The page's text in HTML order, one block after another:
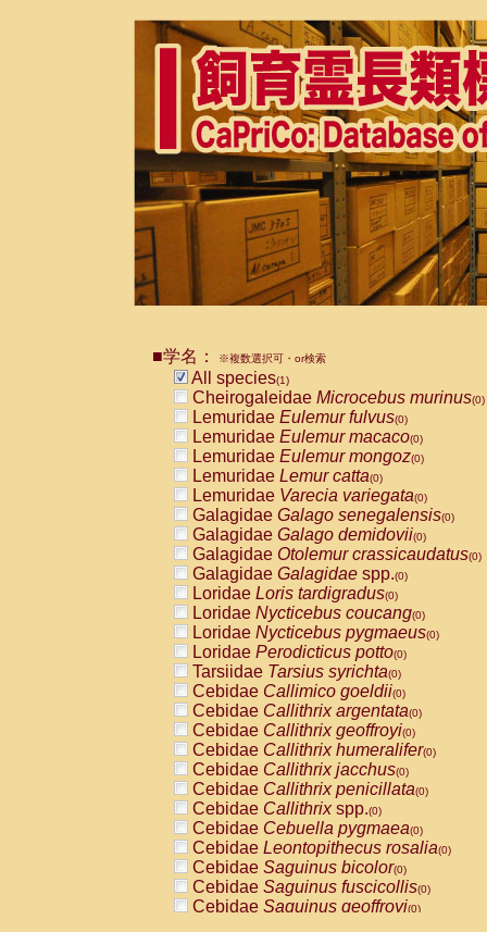
■学名： ※複数選択可・or検索
All species(1)
Cheirogaleidae Microcebus murinus(0)
Lemuridae Eulemur fulvus(0)
Lemuridae Eulemur macaco(0)
Lemuridae Eulemur mongoz(0)
Lemuridae Lemur catta(0)
Lemuridae Varecia variegata(0)
Galagidae Galago senegalensis(0)
Galagidae Galago demidovii(0)
Galagidae Otolemur crassicaudatus(0)
Galagidae Galagidae spp.(0)
Loridae Loris tardigradus(0)
Loridae Nycticebus coucang(0)
Loridae Nycticebus pygmaeus(0)
Loridae Perodicticus potto(0)
Tarsiidae Tarsius syrichta(0)
Cebidae Callimico goeldii(0)
Cebidae Callithrix argentata(0)
Cebidae Callithrix geoffroyi(0)
Cebidae Callithrix humeralifer(0)
Cebidae Callithrix jacchus(0)
Cebidae Callithrix penicillata(0)
Cebidae Callithrixspp.(0)
Cebidae Cebuella pygmaea(0)
Cebidae Leontopithecus rosalia(0)
Cebidae Saguinus bicolor(0)
Cebidae Saguinus fuscicollis(0)
Cebidae Saguinus geoffroyi(0)